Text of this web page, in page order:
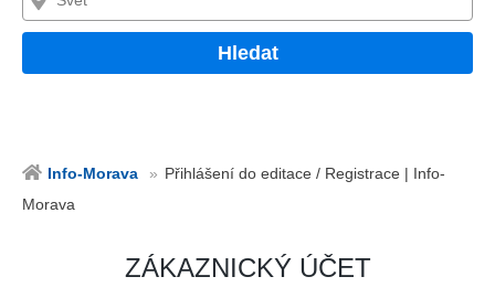
Hledat
Info-Morava
Přihlášení do editace / Registrace | Info-
Morava
ZÁKAZNICKÝ ÚČET